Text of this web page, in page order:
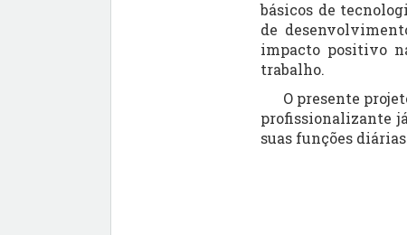
básicos de
de
impacto positivo
trabalho.
O presente
profissionalizante
suas funções